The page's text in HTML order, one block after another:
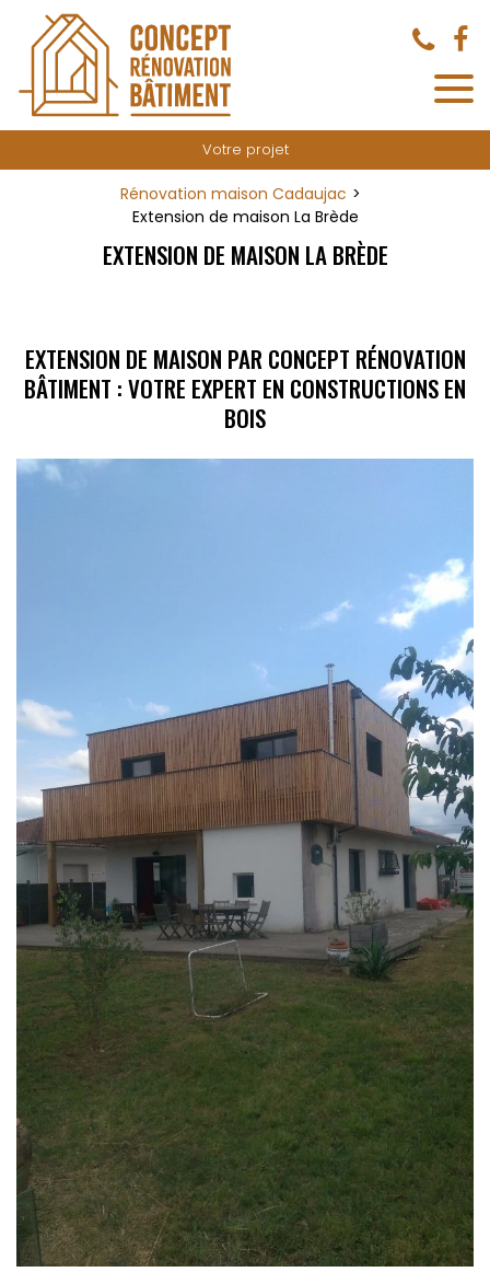
Votre projet
Rénovation maison Cadaujac
Extension de maison La Brède
EXTENSION DE MAISON LA BRÈDE
EXTENSION DE MAISON PAR CONCEPT RÉNOVATION
BÂTIMENT : VOTRE EXPERT EN CONSTRUCTIONS EN
BOIS
Panneau de gestion des cookies